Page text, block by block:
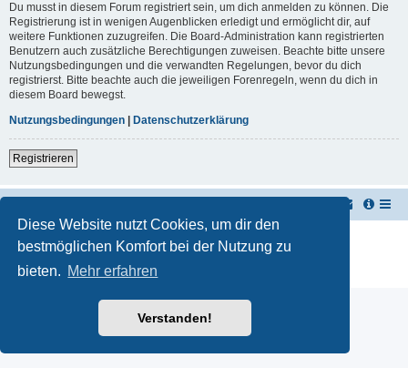
Diese Website nutzt Cookies, um dir den
bestmöglichen Komfort bei der Nutzung zu
bieten. Mehr erfahren
Verstanden!
Du musst in diesem Forum registriert sein, um dich anmelden zu können. Die
Registrierung ist in wenigen Augenblicken erledigt und ermöglicht dir, auf
weitere Funktionen zuzugreifen. Die Board-Administration kann registrierten
Benutzern auch zusätzliche Berechtigungen zuweisen. Beachte bitte unsere
Nutzungsbedingungen und die verwandten Regelungen, bevor du dich
registrierst. Bitte beachte auch die jeweiligen Forenregeln, wenn du dich in
diesem Board bewegst.
Nutzungsbedingungen
Datenschutzerklärung
Registrieren
Deutsche Übersetzung durchphpBB.de
Datenschutz